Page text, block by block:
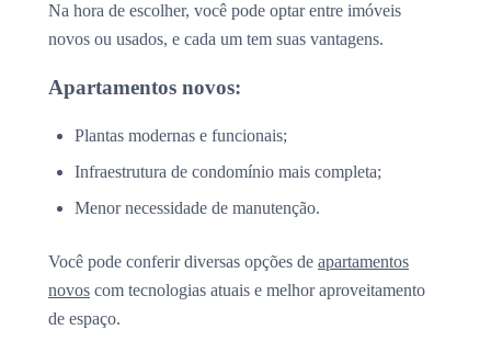
Na hora de escolher, você pode optar entre imóveis
novos ou usados, e cada um tem suas vantagens.
Apartamentos novos:
Plantas modernas e funcionais;
Infraestrutura de condomínio mais completa;
Menor necessidade de manutenção.
Você pode conferir diversas opções de apartamentos
novos com tecnologias atuais e melhor aproveitamento
de espaço.